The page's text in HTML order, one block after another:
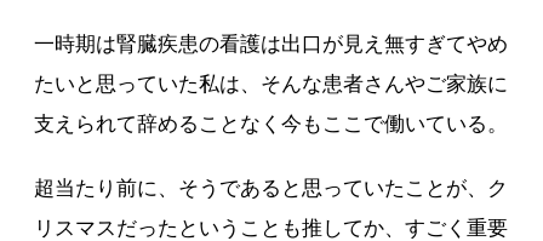
一時期は腎臓疾患の看護は出口が見え無すぎてやめ
たいと思っていた私は、そんな患者さんやご家族に
支えられて辞めることなく今もここで働いている。
超当たり前に、そうであると思っていたことが、ク
リスマスだったということも推してか、すごく重要